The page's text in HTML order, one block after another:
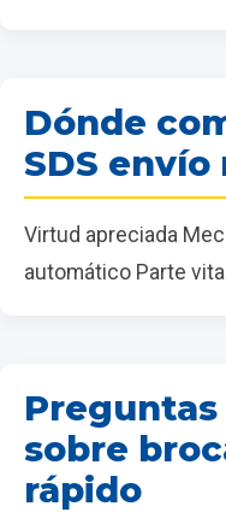
Dónde
SDS
Virtud apreciada
automático Parte vital
sobre
rápido